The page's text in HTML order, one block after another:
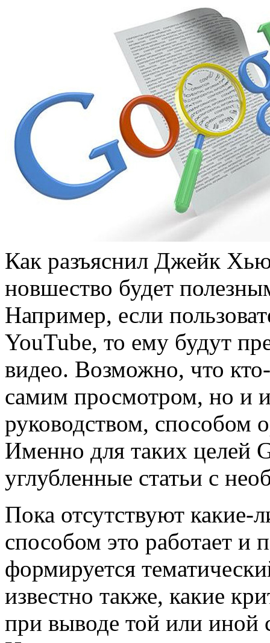
Как разъяснил Джейк
новшество будет
Например, если
YouTube, то ему будут
видео. Возможно, что
самим просмотром, но и
руководством, способом
Именно для таких целей
углубленные статьи с
Пока отсутствуют
способом это работает и
формируется
известно также, какие
при выводе той или иной